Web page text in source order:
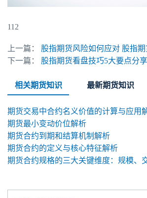
112
上一篇：
股指期货风险如何应对 股指期货
下一篇：
股指期货看盘技巧5大要点分享
相关期货知识 最新期货知识
期货交易中合约名义价值的计算与应用
期货最小变动价位解析
期货合约到期和结算机制解析
期货合约的定义与核心特征解析
期货合约规格的三大关键维度：规模、